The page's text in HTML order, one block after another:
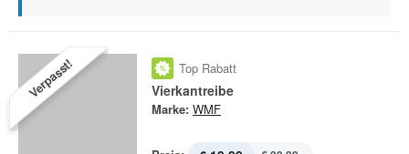
Verpasst! Top Rabatt
Vierkantreibe
Marke: WMF